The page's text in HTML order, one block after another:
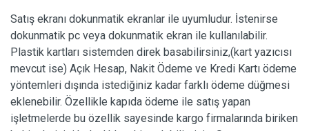
Satış ekranı dokunmatik ekranlar ile uyumludur. İstenirse
dokunmatik pc veya dokunmatik ekran ile kullanılabilir.
Plastik kartları sistemden direk basabilirsiniz,(kart yazıcısı
mevcut ise) Açık Hesap, Nakit Ödeme ve Kredi Kartı ödeme
yöntemleri dışında istediğiniz kadar farklı ödeme düğmesi
eklenebilir. Özellikle kapıda ödeme ile satış yapan
işletmelerde bu özellik sayesinde kargo firmalarında biriken